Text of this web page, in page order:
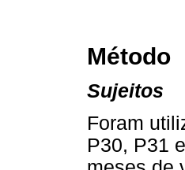
Método
Sujeitos
Foram
P30, P31